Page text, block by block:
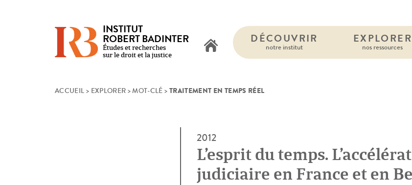
INSTITUT
ROBERT BADINTER
Études et recherches
sur le droit et la justice
DÉCOUVRIR
notre institut
EXPLORER
nos ressources
ACCUEIL > EXPLORER >MOT-CLÉ > TRAITEMENT EN TEMPS RÉEL
2012
L’esprit du temps.
judiciaire en France et en